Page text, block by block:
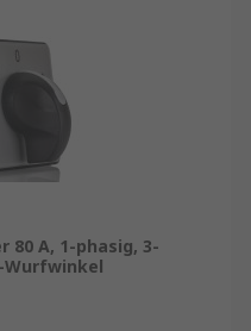
80 A, 1-phasig, 3-
Wurfwinkel